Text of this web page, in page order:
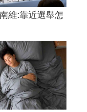
維:靠近選舉怎